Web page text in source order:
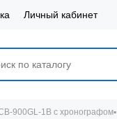
Личный кабинет
900GL-1B с хронографом▪